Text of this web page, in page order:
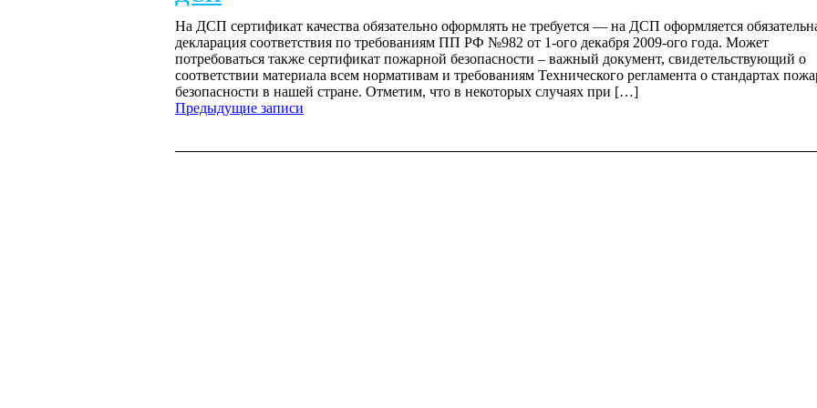
На ДСП сертификат качества обязательно оформлять не требуется — на ДСП оформляется
декларация соответствия по требованиям ПП РФ №982 от 1-ого декабря 2009-ого года. Может
потребоваться также сертификат пожарной безопасности – важный документ, свидетельствующий o
соответствии материала всем нормативам и требованиям Технического регламента o стандартах
безопасности в нашей стране. Отметим, что в некоторых случаях при […]
Предыдущие записи